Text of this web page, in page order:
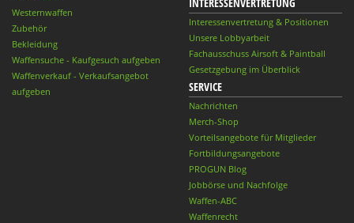
Westernwaffen
Zubehör
Bekleidung
Waffensuche - Kaufgesuch aufgeben
Waffenverkauf - Verkaufsangebot
aufgeben
Interessenvertretung & Positionen
Unsere Lobbyarbeit
Fachausschuss Airsoft & Paintball
Gesetzgebung im Überblick
SERVICE
Nachrichten
Merch-Shop
Vorteilsangebote für Mitglieder
Fortbildungsangebote
PROGUN Blog
Jobbörse und Nachfolge
Waffen-ABC
Waffenrecht